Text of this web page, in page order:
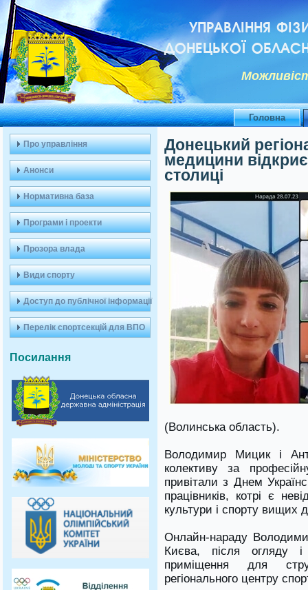
УПРАВЛІННЯ
ДОНЕЦЬКОЇ
Головна
Про управління
Анонси
Нормативна база
Програми і проекти
Прозора влада
Види спорту
Доступ до публічної інформації
Перелік спортсекцій для ВПО
Посилання
Донецький
медицини
столиці
(Волинська область).
Володимир Мицик і
колективу за
привітали з Днем
працівників, котрі є
культури і спорту вищих
Онлайн-нараду
Києва, після огляду
приміщення для
регіонального центру